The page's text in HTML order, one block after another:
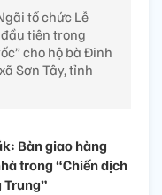
tổ chức Lễ
tiên trong
cho hộ bà Đinh
Sơn Tây, tỉnh
Bàn giao hàng
trong “Chiến dịch
Trung”